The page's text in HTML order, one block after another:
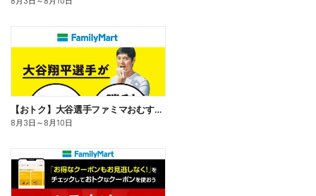
【おトク】大谷選手ファミマおむすび割
8月3日 ～8月10日